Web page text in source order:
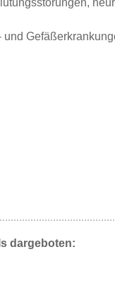
dargeboten: